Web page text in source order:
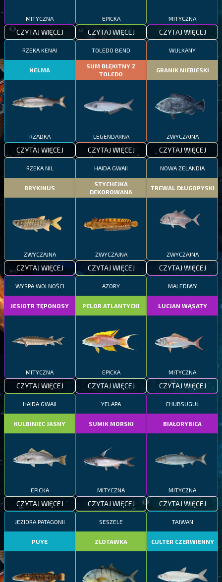
MITYCZNA
CZYTAJ WIĘCEJ
EPICKA
CZYTAJ WIĘCEJ
MITYCZNA
CZYTAJ WIĘCEJ
RZEKA KENAI
NELMA
RZADKA
CZYTAJ WIĘCEJ
TOLEDO BEND
SUM BŁĘKITNY Z
TOLEDO
LEGENDARNA
CZYTAJ WIĘCEJ
WULKANY
GRANIK NIEBIESKI
ZWYCZAJNA
CZYTAJ WIĘCEJ
RZEKA NIL
BRYKINUS
ZWYCZAJNA
CZYTAJ WIĘCEJ
HAIDA GWAII
STYCHEJKA
DEKOROWANA
ZWYCZAJNA
CZYTAJ WIĘCEJ
NOWA ZELANDIA
TREWAL DŁUGOPYSKI
ZWYCZAJNA
CZYTAJ WIĘCEJ
WYSPA WOLNOŚCI
JESIOTR TĘPONOSY
MITYCZNA
CZYTAJ WIĘCEJ
AZORY
PELOR ATLANTYCKI
EPICKA
CZYTAJ WIĘCEJ
MALEDIWY
LUCJAN WĄSATY
MITYCZNA
CZYTAJ WIĘCEJ
HAIDA GWAII
KULBINIEC JASNY
EPICKA
CZYTAJ WIĘCEJ
YELAPA
SUMIK MORSKI
MITYCZNA
CZYTAJ WIĘCEJ
CHUBSUGUŁ
BIAŁORYBICA
MITYCZNA
CZYTAJ WIĘCEJ
JEZIORA PATAGONII
PUYE
SESZELE
ZŁOTAWKA
TAJWAN
CULTER CZERWIENNY